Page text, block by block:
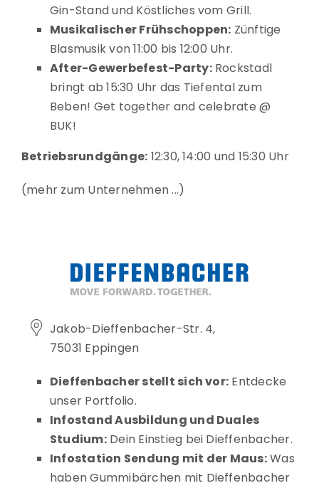
Gin-Stand und Köstliches vom Grill.
Musikalischer Frühschoppen: Zünftige
Blasmusik von 11:00 bis 12:00 Uhr.
After-Gewerbefest-Party:Rockstadl
bringt ab 15:30 Uhr das Tiefental zum
Beben! Get together and celebrate @
BUK!
Betriebsrundgänge: 12:30, 14:00 und 15:30 Uhr
mehr zum Unternehmen
Jakob-Dieffenbacher-Str. 4,
75031 Eppingen
Dieffenbacher stellt sich vor: Entdecke
unser Portfolio.
Infostand Ausbildung und Duales
Studium:Dein Einstieg bei Dieffenbacher.
Infostation Sendung mit der Maus:Was
haben Gummibärchen mit Dieffenbacher